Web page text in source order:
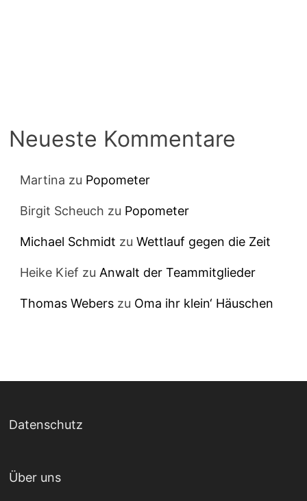
Neueste Kommentare
Martina zu Popometer
Birgit Scheuch zu Popometer
Michael Schmidt zuWettlauf gegen die Zeit
Heike Kief zu Anwalt der Teammitglieder
Thomas Webers zu Oma ihr klein‘ Häuschen
Datenschutz
Über uns